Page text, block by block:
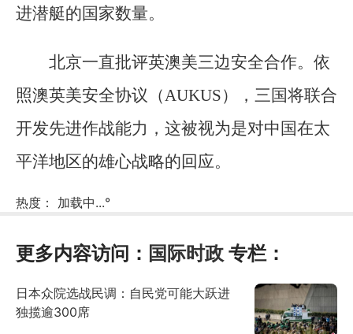
进潜艇的国家数量。
北京一直批评英澳美三边安全合作。依
照澳英美安全协议（AUKUS），三国将联合
开发先进作战能力，这被视为是对中国在太
平洋地区的雄心战略的回应。
热度： 加载中...°
更多内容访问： 国际时政 专栏：
日本众院选战民调：自民党可能大跃进
独揽逾300席